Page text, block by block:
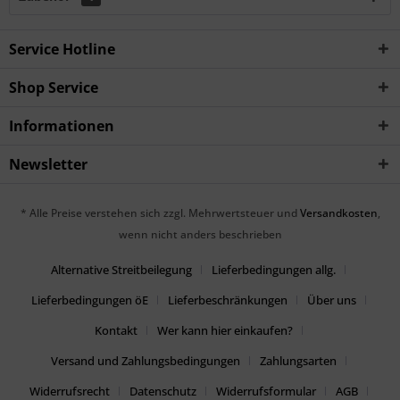
Service Hotline
Shop Service
Informationen
Newsletter
* Alle Preise verstehen sich zzgl. Mehrwertsteuer und Versandkosten,
wenn nicht anders beschrieben
Alternative Streitbeilegung
Lieferbedingungen allg.
Lieferbedingungen öE
Lieferbeschränkungen
Über uns
Kontakt
Wer kann hier einkaufen?
Versand und Zahlungsbedingungen
Zahlungsarten
Widerrufsrecht
Datenschutz Widerrufsformular AGB